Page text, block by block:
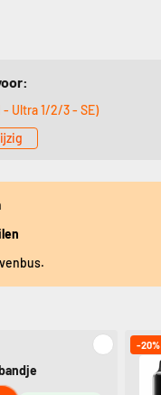
- Ultra 1/2/3 - SE)
-20%